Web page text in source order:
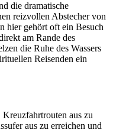
die dramatische
reizvollen Abstecher von
hier gehört oft ein Besuch
am Rande des
die Ruhe des Wassers
Reisenden ein
aus zu
aus zu erreichen und